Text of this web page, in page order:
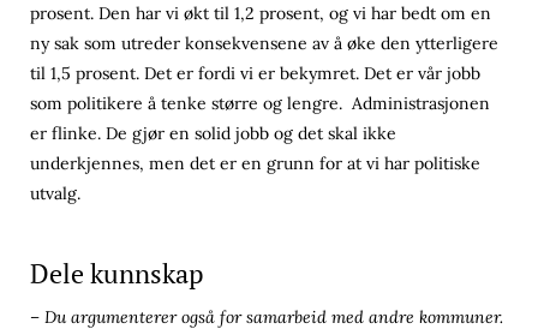
prosent. Den har vi økt til 1,2 prosent, og vi har bedt om en
ny sak som utreder konsekvensene av å øke den ytterligere
til 1,5 prosent. Det er fordi vi er bekymret. Det er vår jobb
som politikere å tenke større og lengre. Administrasjonen
er flinke. De gjør en solid jobb og det skal ikke
underkjennes, men det er en grunn for at vi har politiske
utvalg.
Dele kunnskap
– Du argumenterer også for samarbeid med andre kommuner.